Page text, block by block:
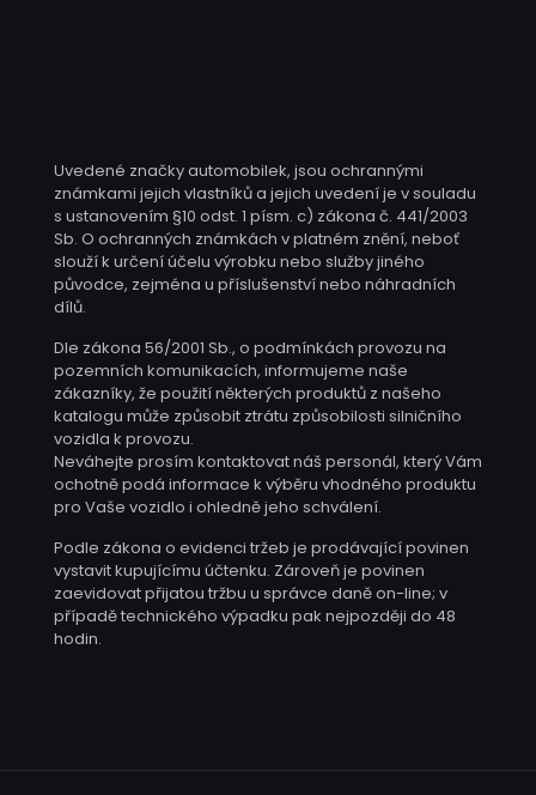
Uvedené značky automobilek, jsou ochrannými
známkami jejich vlastníků a jejich uvedení je v souladu
s ustanovením §10 odst. 1 písm. c) zákona č. 441/2003
Sb. O ochranných známkách v platném znění, neboť
slouží k určení účelu výrobku nebo služby jiného
původce, zejména u příslušenství nebo náhradních
dílů.
Dle zákona 56/2001 Sb., o podmínkách provozu na
pozemních komunikacích, informujeme naše
zákazníky, že použití některých produktů z našeho
katalogu může způsobit ztrátu způsobilosti silničního
vozidla k provozu.
Neváhejte prosím kontaktovat náš personál, který Vám
ochotně podá informace k výběru vhodného produktu
pro Vaše vozidlo i ohledně jeho schválení.
Podle zákona o evidenci tržeb je prodávající povinen
vystavit kupujícímu účtenku. Zároveň je povinen
zaevidovat přijatou tržbu u správce daně on-line; v
případě technického výpadku pak nejpozději do 48
hodin.